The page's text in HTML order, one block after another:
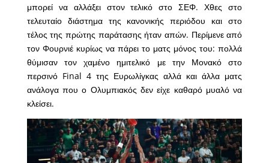
μπορεί να αλλάξει στον τελικό στο ΣΕΦ. Χθες στο
τελευταίο διάστημα της κανονικής περιόδου και στο
τέλος της πρώτης παράτασης ήταν απών. Περίμενε από
τον Φουρνιέ κυρίως να πάρει το ματς μόνος του: πολλά
θύμισαν τον χαμένο ημιτελικό με την Μονακό στο
περσινό Final 4 της Ευρωλίγκας αλλά και άλλα ματς
ανάλογα που ο Ολυμπιακός δεν είχε καθαρό μυαλό να
κλείσει.